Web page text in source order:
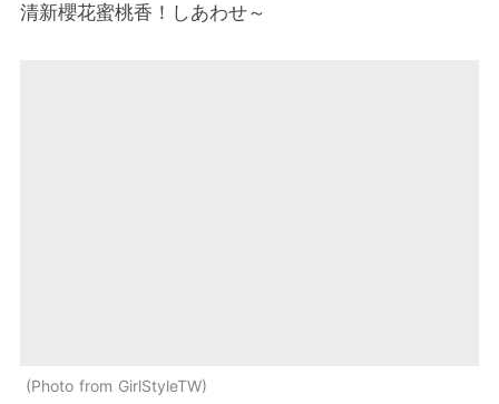
清新櫻花蜜桃香！しあわせ～
Photo from GirlStyleTW